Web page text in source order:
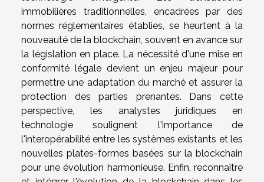
immobilières traditionnelles, encadrées par des
normes réglementaires établies, se heurtent à la
nouveauté de la blockchain, souvent en avance sur
la législation en place. La nécessité d'une mise en
conformité légale devient un enjeu majeur pour
permettre une adaptation du marché et assurer la
protection des parties prenantes. Dans cette
perspective, les analystes juridiques en
technologie soulignent l'importance de
l'interopérabilité entre les systèmes existants et les
nouvelles plates-formes basées sur la blockchain
pour une évolution harmonieuse. Enfin, reconnaître